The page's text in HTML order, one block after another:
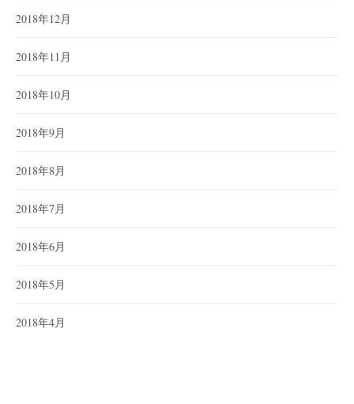
2018年12月
2018年11月
2018年10月
2018年9月
2018年8月
2018年7月
2018年6月
2018年5月
2018年4月